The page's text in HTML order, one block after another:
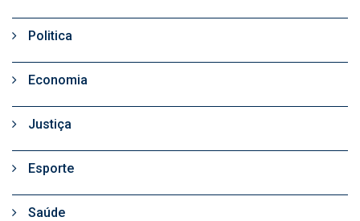
Politica
Economia
Justiça
Esporte
Saúde